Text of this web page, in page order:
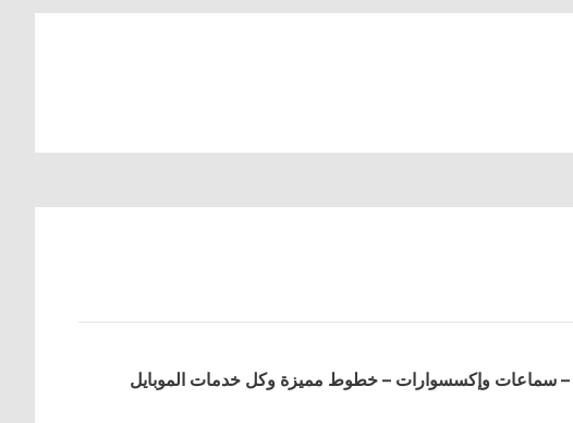
– سماعات وإكسسوارات – خطوط مميزة وكل خدمات الموبايل